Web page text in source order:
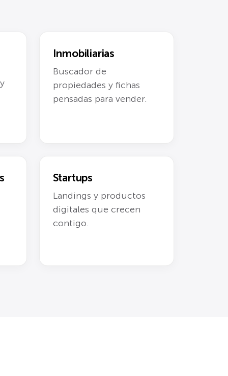
Inmobiliarias
Buscador de
propiedades y fichas
pensadas para vender.
Startups
Landings y productos
digitales que crecen
contigo.